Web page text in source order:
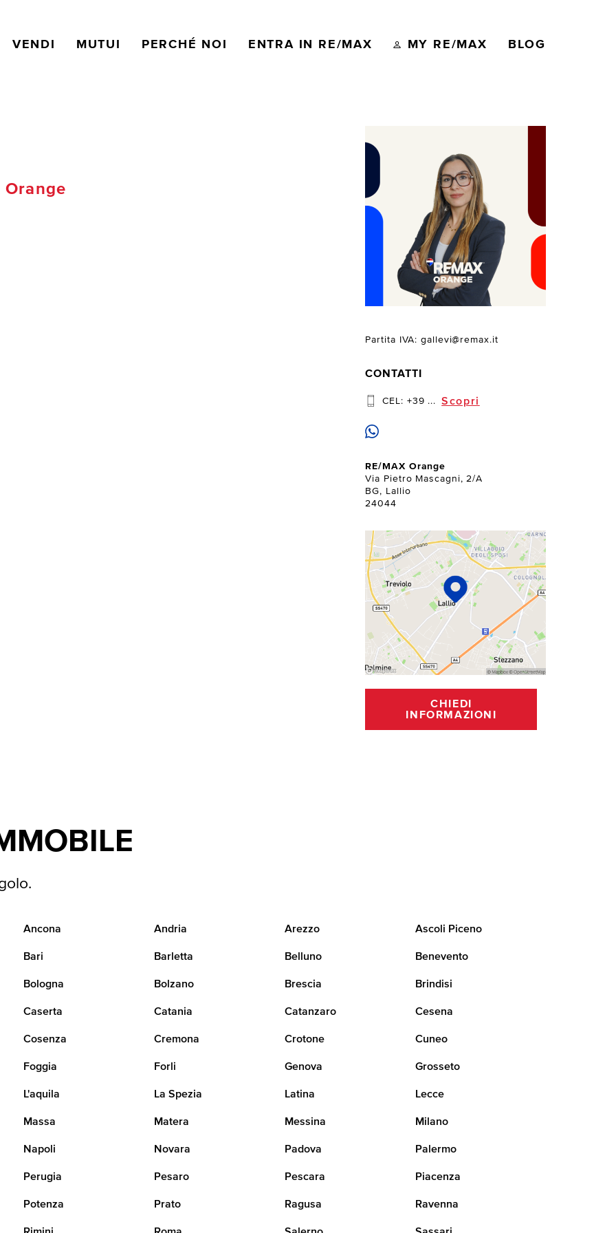
VENDI MUTUI PERCHÉ NOI ENTRA IN RE/MAX MY RE/MAX BLOG
Partita IVA: gallevi@remax.it
CONTATTI
CEL: +39 ... Scopri
RE/MAX Orange
Via Pietro Mascagni, 2/A
BG, Lallio
24044
CHIEDI
INFORMAZIONI
Orange
Ancona Andria Arezzo Ascoli Piceno
Bari Barletta Belluno Benevento
Bologna Bolzano Brescia Brindisi
Caserta Catania Catanzaro Cesena
Cosenza Cremona Crotone Cuneo
Foggia Forli Genova Grosseto
L'aquila La Spezia Latina Lecce
Massa Matera Messina Milano
Napoli Novara Padova Palermo
Perugia Pesaro Pescara Piacenza
Potenza Prato Ragusa Ravenna